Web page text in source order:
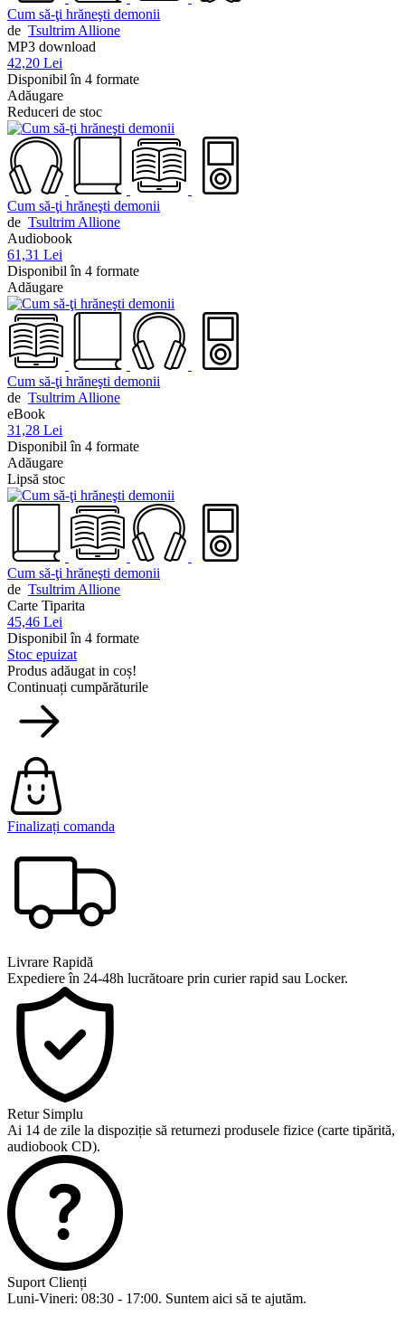
Cum să-ţi hrăneşti demonii
de Tsultrim Allione
MP3 download
42,20 Lei
Disponibil în 4 formate
Adăugare
Reduceri de stoc
Cum să-ţi hrăneşti demonii
de Tsultrim Allione
Audiobook
61,31 Lei
Disponibil în 4 formate
Adăugare
Cum să-ţi hrăneşti demonii
de Tsultrim Allione
eBook
31,28 Lei
Disponibil în 4 formate
Adăugare
Lipsă stoc
Cum să-ţi hrăneşti demonii
de Tsultrim Allione
Carte Tiparita
45,46 Lei
Disponibil în 4 formate
Stoc epuizat
Produs adăugat in coș!
Continuați cumpărăturile
Finalizați comanda
Livrare Rapidă
Expediere în 24-48h lucrătoare prin curier rapid sau Locker.
Retur Simplu
Ai 14 de zile la dispoziție să returnezi produsele fizice (carte tipărită,
audiobook CD).
Suport Clienți
Luni-Vineri: 08:30 - 17:00. Suntem aici să te ajutăm.